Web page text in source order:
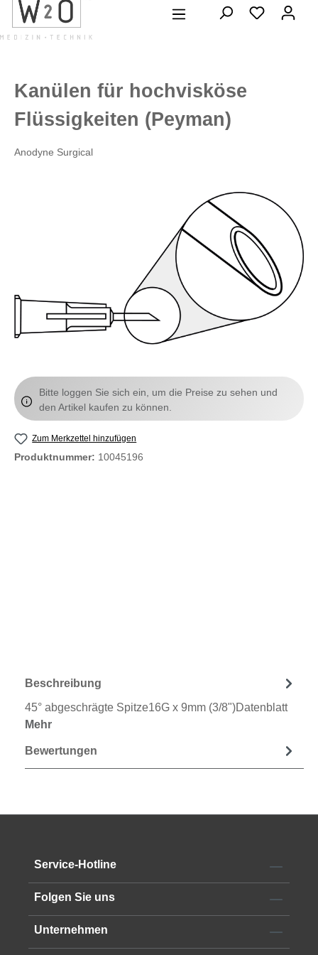
springen
Kanülen für hochvisköse
Flüssigkeiten (Peyman)
Anodyne Surgical
Bitte loggen Sie sich ein, um die Preise zu sehen und
den Artikel kaufen zu können.
Zum Merkzettel hinzufügen
Produktnummer: 10045196
Beschreibung
45° abgeschrägte Spitze16G x 9mm (3/8")Datenblatt
Mehr
Bewertungen
Service-Hotline
Folgen Sie uns
Unternehmen